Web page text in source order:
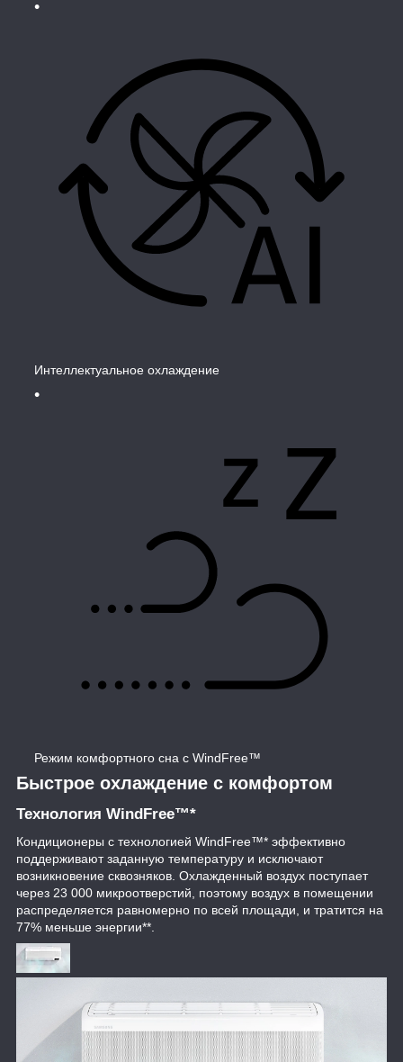
Интеллектуальное охлаждение
Режим комфортного сна с WindFree™
Быстрое охлаждение с комфортом
Технология WindFree™*
Кондиционеры с технологией WindFree™* эффективно
поддерживают заданную температуру и исключают
возникновение сквозняков. Охлажденный воздух поступает
через 23 000 микроотверстий, поэтому воздух в помещении
распределяется равномерно по всей площади, и тратится на
77% меньше энергии**.